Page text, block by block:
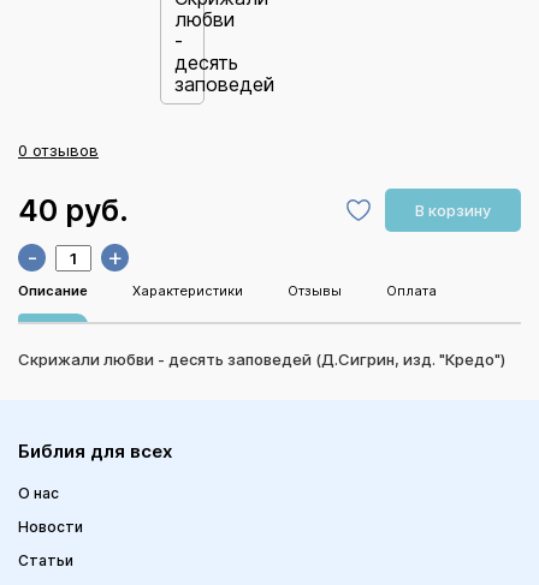
0 отзывов
40 руб. В корзину
- +
Описание Характеристики Отзывы Оплата
Скрижали любви - десять заповедей (Д.Сигрин, изд. "Кредо")
Библия для всех
О нас
Новости
Статьи